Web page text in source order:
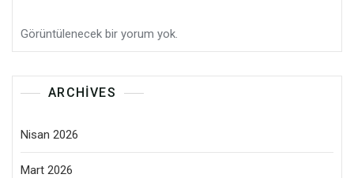
Görüntülenecek bir yorum yok.
ARCHIVES
Nisan 2026
Mart 2026